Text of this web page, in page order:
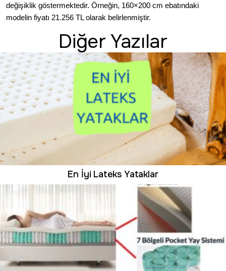
değişiklik göstermektedir. Örneğin, 160×200 cm ebatındaki
modelin fiyatı 21.256 TL olarak belirlenmiştir.
Diğer Yazılar
En İyi Lateks Yataklar